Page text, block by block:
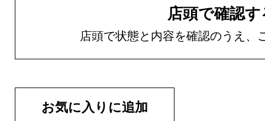
店頭で確認
店頭で状態と内容を確認のうえ、